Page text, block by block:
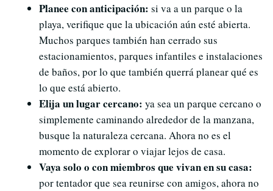
Planee con anticipación: si va a un parque o la
playa, verifique que la ubicación aún esté abierta.
Muchos parques también han cerrado sus
estacionamientos, parques infantiles e instalaciones
de baños, por lo que también querrá planear qué es
lo que está abierto.
Elija un lugar cercano: ya sea un parque cercano o
simplemente caminando alrededor de la manzana,
busque la naturaleza cercana. Ahora no es el
momento de explorar o viajar lejos de casa.
Vaya solo o con miembros que vivan en su casa:
por tentador que sea reunirse con amigos, ahora no